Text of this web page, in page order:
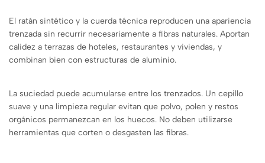
El ratán sintético y la cuerda técnica reproducen una apariencia
trenzada sin recurrir necesariamente a fibras naturales. Aportan
calidez a terrazas de hoteles, restaurantes y viviendas, y
combinan bien con estructuras de aluminio.
La suciedad puede acumularse entre los trenzados. Un cepillo
suave y una limpieza regular evitan que polvo, polen y restos
orgánicos permanezcan en los huecos. No deben utilizarse
herramientas que corten o desgasten las fibras.